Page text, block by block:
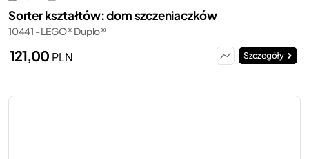
Sorter kształtów: dom szczeniaczków
10441 - LEGO® Duplo®
121,00 PLN Szczegóły